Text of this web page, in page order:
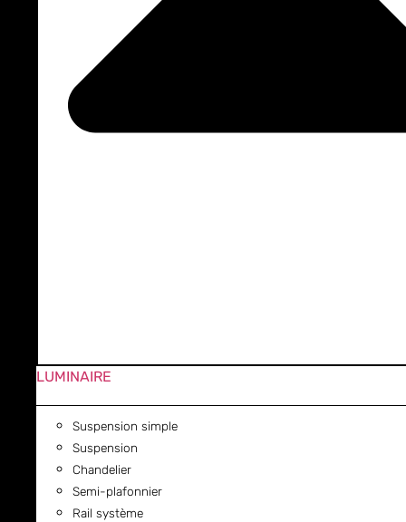
LUMINAIRE
Suspension simple
Suspension
Chandelier
Semi-plafonnier
Rail système